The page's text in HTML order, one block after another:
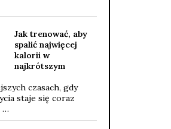
Jak trenować, aby
spalić najwięcej
kalorii w
najkrótszym
czasach, gdy
staje się coraz
…